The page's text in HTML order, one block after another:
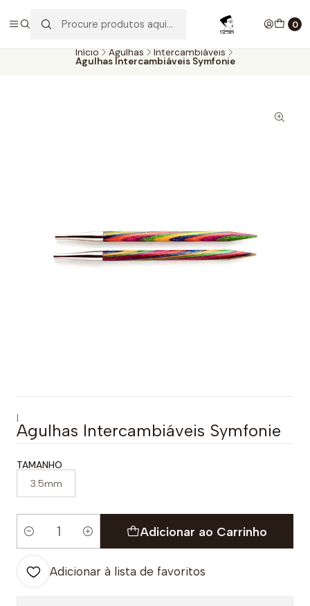
0
Aproveite as entregas grátis para todas as encomendas
superiores a 60€. Faça as suas compras e economize!
Início Agulhas Intercambiáveis
Agulhas Intercambiáveis Symfonie
|
Agulhas Intercambiáveis Symfonie
TAMANHO
3.5mm
Quantidade
Adicionar ao Carrinho
Adicionar à lista de favoritos